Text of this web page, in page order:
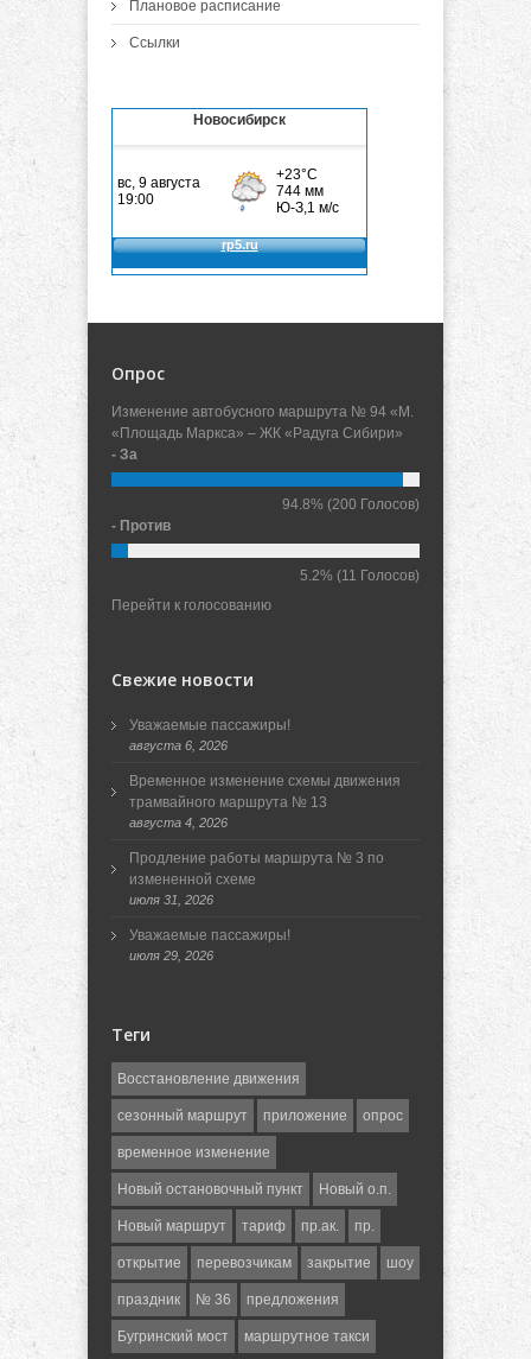
Плановое расписание
Ссылки
Новосибирск
Опрос
Изменение автобусного маршрута № 94 «М.
«Площадь Маркса» – ЖК «Радуга Сибири»
- За
94.8% (200 Голосов)
- Против
5.2% (11 Голосов)
Перейти к голосованию
Свежие новости
Уважаемые пассажиры!
августа 6, 2026
Временное изменение схемы движения
трамвайного маршрута № 13
августа 4, 2026
Продление работы маршрута № 3 по
измененной схеме
июля 31, 2026
Уважаемые пассажиры!
июля 29, 2026
Теги
Восстановление движения
сезонный маршрут приложение опрос
временное изменение
Новый остановочный пункт Новый о.п.
Новый маршрут тариф пр.ак. пр.
открытие перевозчикам закрытие шоу
праздник № 36 предложения
Бугринский мост маршрутное такси